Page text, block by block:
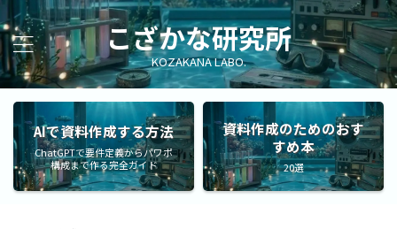
こざかな研究所
KOZAKANA LABO.
AIで資料作成する方法
ChatGPTで要件定義からパワポ
構成まで作る完全ガイド
資料作成のためのおす
すめ本
20選